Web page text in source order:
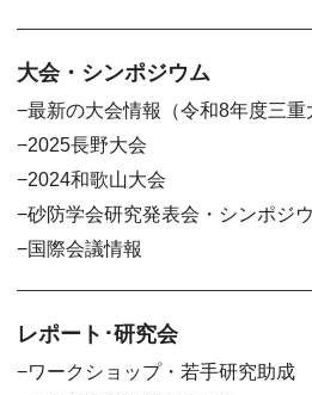
大会・シンポジウム
最新の大会情報（令和8年度三重
2025長野大会
2024和歌山大会
砂防学会研究発表会・シンポジ
国際会議情報
レポート･研究会
ワークショップ・若手研究助成